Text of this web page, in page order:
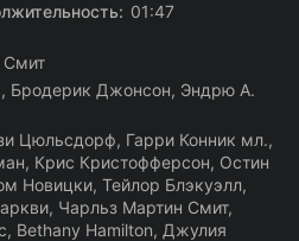
01:47
Смит
Бродерик Джонсон, Эндрю А.
Цюльсдорф, Гарри Конник мл.,
Крис Кристофферсон, Остин
Новицки, Тейлор Блэкуэлл,
Чарльз Мартин Смит,
Bethany Hamilton, Джулия